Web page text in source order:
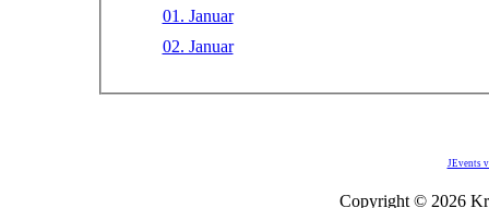
01. Januar
02. Januar
JEvents
Copyright © 2026